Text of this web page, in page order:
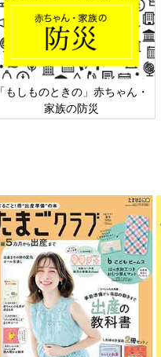
「もしものときの」赤ちゃん・
家族の防災